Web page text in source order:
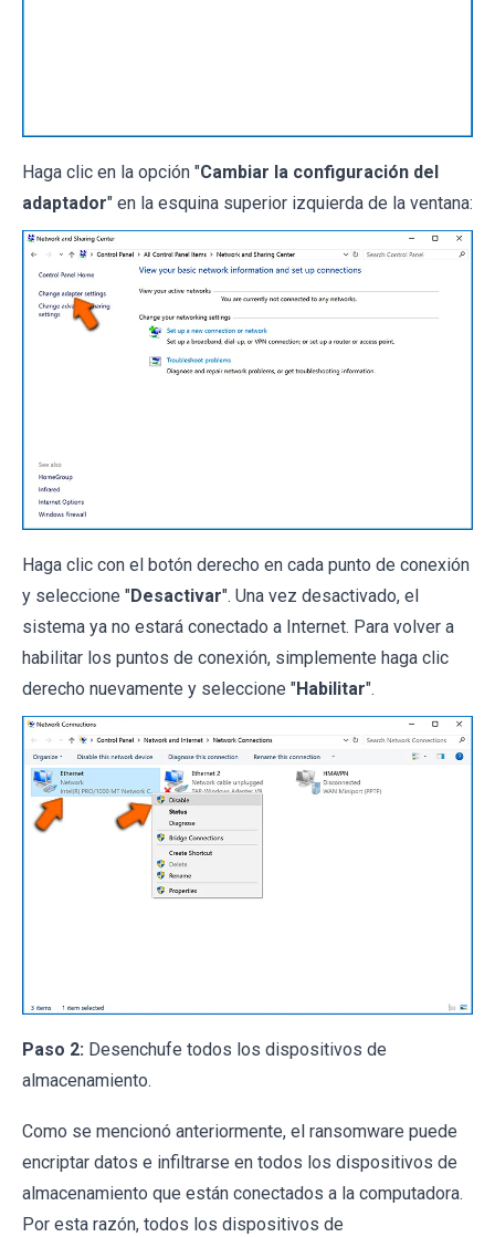
Haga clic en la opción "Cambiar la configuración del
adaptador" en la esquina superior izquierda de la ventana:
Haga clic con el botón derecho en cada punto de conexión
y seleccione "Desactivar". Una vez desactivado, el
sistema ya no estará conectado a Internet. Para volver a
habilitar los puntos de conexión, simplemente haga clic
derecho nuevamente y seleccione "Habilitar".
Paso 2: Desenchufe todos los dispositivos de
almacenamiento.
Como se mencionó anteriormente, el ransomware puede
encriptar datos e infiltrarse en todos los dispositivos de
almacenamiento que están conectados a la computadora.
Por esta razón, todos los dispositivos de